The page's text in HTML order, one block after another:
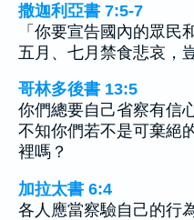
撒迦利亞書 7:5-7
「你要宣告國內的眾民
五月、七月禁食悲哀，
哥林多後書 13:5
你們總要自己省察有信
不知你們若不是可棄絕
裡嗎？
加拉太書 6:4
各人應當察驗自己的行